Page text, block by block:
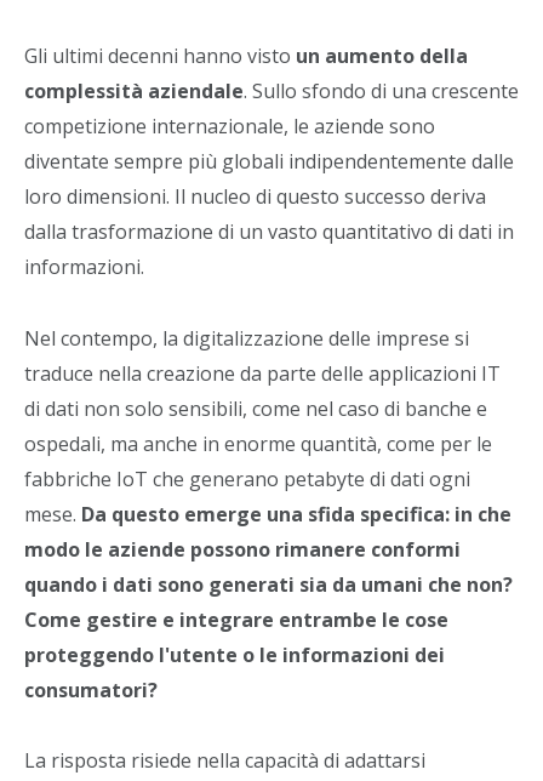
Gli ultimi decenni hanno visto un aumento della
complessità aziendale. Sullo sfondo di una crescente
competizione internazionale, le aziende sono
diventate sempre più globali indipendentemente dalle
loro dimensioni. Il nucleo di questo successo deriva
dalla trasformazione di un vasto quantitativo di dati in
informazioni.
Nel contempo, la digitalizzazione delle imprese si
traduce nella creazione da parte delle applicazioni IT
di dati non solo sensibili, come nel caso di banche e
ospedali, ma anche in enorme quantità, come per le
fabbriche IoT che generano petabyte di dati ogni
mese. Da questo emerge una sfida specifica: in che
modo le aziende possono rimanere conformi
quando i dati sono generati sia da umani che non?
Come gestire e integrare entrambe le cose
proteggendo l'utente o le informazioni dei
consumatori?
La risposta risiede nella capacità di adattarsi